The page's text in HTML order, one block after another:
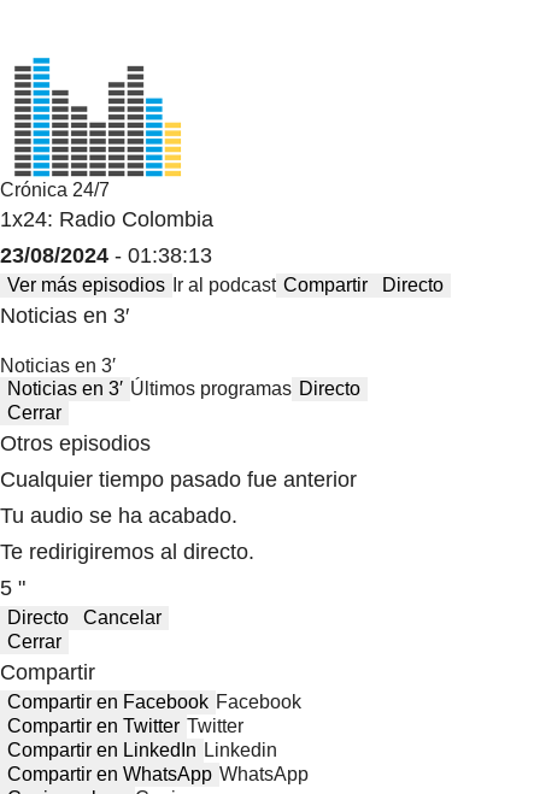
Crónica 24/7
1x24: Radio Colombia
23/08/2024 - 01:38:13
Ver más episodios Ir al podcast Compartir Directo
Noticias en 3′
Noticias en 3′
Noticias en 3′ Últimos programas Directo
Cerrar
Otros episodios
Cualquier tiempo pasado fue anterior
Tu audio se ha acabado.
Te redirigiremos al directo.
5 "
Directo
Cancelar
Cerrar
Compartir
Compartir en Facebook Facebook
Compartir en Twitter Twitter
Compartir en LinkedIn Linkedin
Compartir en WhatsApp WhatsApp